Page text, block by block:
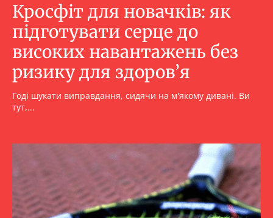
Кросфіт для новачків: як
підготувати серце до
високих навантажень без
ризику для здоров’я
Годі шукати виправдання, сидячи на м'якому дивані. Ви
тут,...